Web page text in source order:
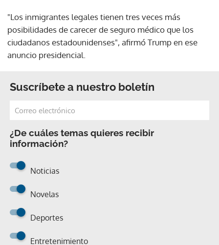
"Los inmigrantes legales tienen tres veces más
posibilidades de carecer de seguro médico que los
ciudadanos estadounidenses", afirmó Trump en ese
anuncio presidencial.
Suscríbete a nuestro boletín
¿De cuáles temas quieres recibir
información?
Noticias
Novelas
Deportes
Entretenimiento